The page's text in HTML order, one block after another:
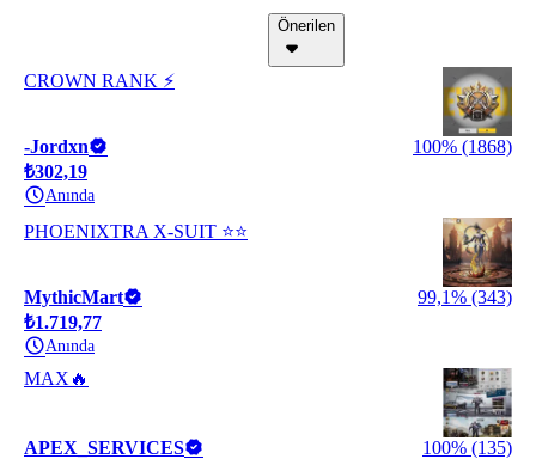
Önerilen
CROWN RANK ⚡
-Jordxn
100% (1868)
₺302,19
Anında
PHOENIXTRA X-SUIT ⭐⭐
MythicMart
99,1% (343)
₺1.719,77
Anında
MAX🔥
APEX_SERVICES
100% (135)